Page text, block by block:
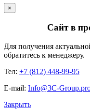
×
Сайт в
Для получения
обратитесь к менеджеру.
Тел: +7 (812) 448-99-95
E-mail: Info@3C-
Закрыть